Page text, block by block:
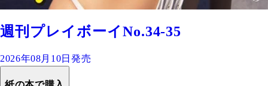
週刊プレイボーイNo.34-35
2026年08月10日発売